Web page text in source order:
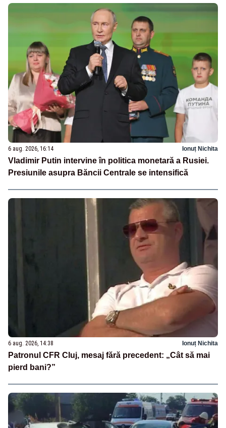
6 aug. 2026, 16:14 Ionuț Nichita
Vladimir Putin intervine în politica monetară a Rusiei.
Presiunile asupra Băncii Centrale se intensifică
6 aug. 2026, 14:38 Ionuț Nichita
Patronul CFR Cluj, mesaj fără precedent: „Cât să mai
pierd bani?”